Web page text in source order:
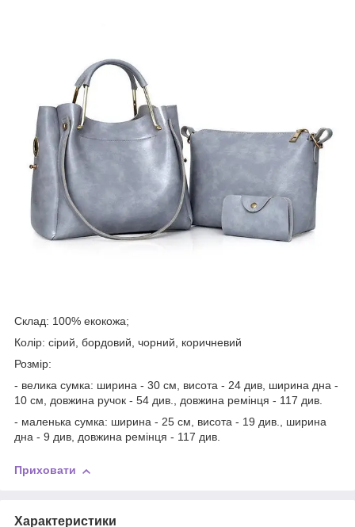
Склад: 100% екокожа;
Колір: сірий, бордовий, чорний, коричневий
Розмір:
- велика сумка: ширина - 30 см, висота - 24 див, ширина дна -
10 см, довжина ручок - 54 див., довжина ремінця - 117 див.
- маленька сумка: ширина - 25 см, висота - 19 див., ширина
дна - 9 див, довжина ремінця - 117 див.
Приховати
Характеристики